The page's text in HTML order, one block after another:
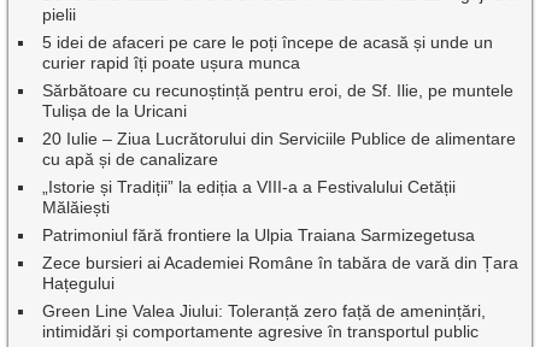
pielii
5 idei de afaceri pe care le poți începe de acasă și unde un
curier rapid îți poate ușura munca
Sărbătoare cu recunoștință pentru eroi, de Sf. Ilie, pe muntele
Tulișa de la Uricani
20 Iulie – Ziua Lucrătorului din Serviciile Publice de alimentare
cu apă și de canalizare
„Istorie și Tradiții” la ediția a VIII-a a Festivalului Cetății
Mălăiești
Patrimoniul fără frontiere la Ulpia Traiana Sarmizegetusa
Zece bursieri ai Academiei Române în tabăra de vară din Țara
Hațegului
Green Line Valea Jiului: Toleranță zero față de amenințări,
intimidări și comportamente agresive în transportul public